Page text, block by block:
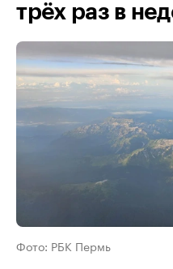
трёх раз в
Фото: РБК Пермь